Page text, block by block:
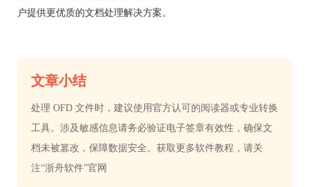
户提供更优质的文档处理解决方案。
文章小结
处理 OFD 文件时，建议使用官方认可的阅读器或专业转换
工具。涉及敏感信息请务必验证电子签章有效性，确保文
档未被篡改，保障数据安全。获取更多软件教程，请关
注“浙舟软件”官网